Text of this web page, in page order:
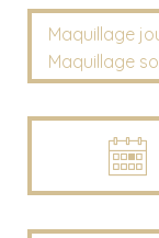
Maquillage
Maquillage